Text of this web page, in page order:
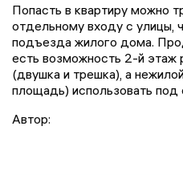
Попасть в квартиру можно
отдельному входу с улицы,
подъезда жилого дома.
есть возможность 2-й этаж
(двушка и трешка), а
площадь) использовать под
Автор: